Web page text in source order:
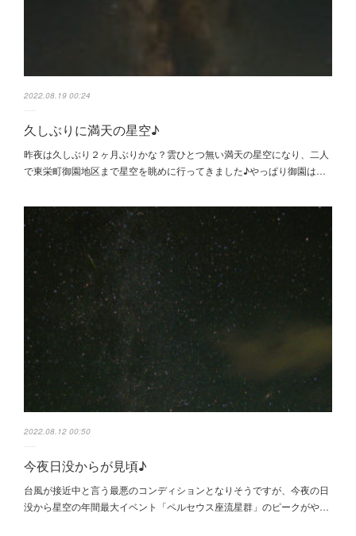
2022.08.19 00:24
久しぶりに満天の星空♪
昨夜は久しぶり２ヶ月ぶりかな？雲ひとつ無い満天の星空になり、二人
で東栄町御園地区まで星空を眺めに行ってきました♪やっぱり御園は…
2022.08.12 00:50
今夜日没からが見頃♪
台風が接近中と言う最悪のコンディションとなりそうですが、今夜の日
没から星空の年間最大イベント「ペルセウス座流星群」のピークがや…